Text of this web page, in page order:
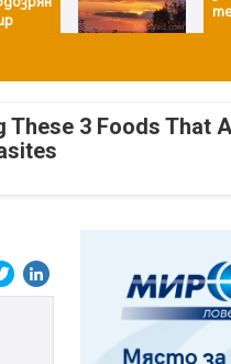
These 3 Foods That